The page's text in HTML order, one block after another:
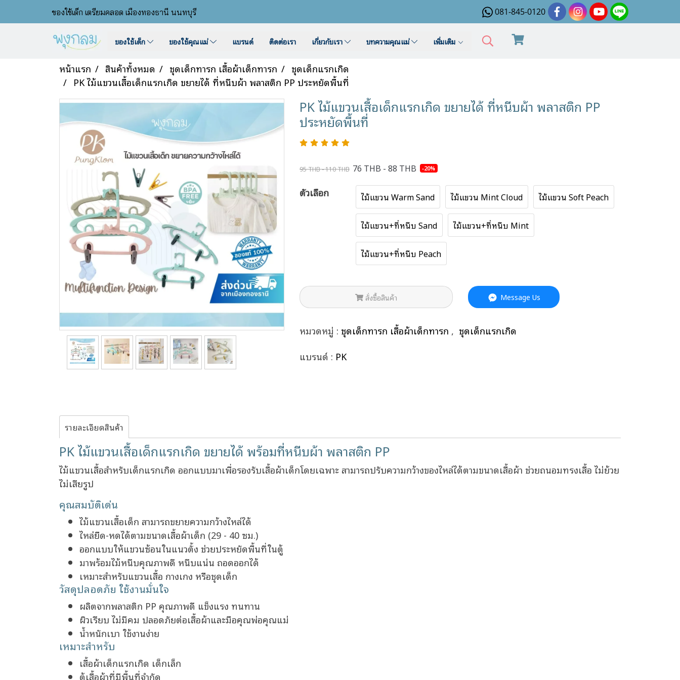
ของใช้เด็ก เตรียมคลอด เมืองทองธานี นนทบุรี 081-845-0120
ของใช้เด็ก ของใช้คุณแม่ แบรนด์ ติดต่อเรา เกี่ยวกับเรา บทความคุณแม่ เพิ่มเติม
หน้าแรก สินค้าทั้งหมด ชุดเด็กทารก เสื้อผ้าเด็กทารก
ชุดเด็กแรกเกิด
PK ไม้แขวนเสื้อเด็กแรกเกิด ขยายได้ ที่หนีบผ้า พลาสติก PP ประหยัดพื้นที่
PK ไม้แขวนเสื้อเด็กแรกเกิด ขยายได้ ที่หนีบผ้า พลาสติก PP
ประหยัดพื้นที่
95 THB - 110 THB 76 THB - 88 THB -20%
ตัวเลือก ไม้แขวน Warm Sand ไม้แขวน Mint Cloud ไม้แขวน Soft Peach
ไม้แขวน+ที่หนีบ Sand ไม้แขวน+ที่หนีบ Mint
ไม้แขวน+ที่หนีบ Peach
สั่งซื้อสินค้า Message Us
หมวดหมู่ : ชุดเด็กทารก เสื้อผ้าเด็กทารก , ชุดเด็กแรกเกิด
แบรนด์ : PK
รายละเอียดสินค้า
PK ไม้แขวนเสื้อเด็กแรกเกิด ขยายได้ พร้อมที่หนีบผ้า พลาสติก PP
ไม้แขวนเสื้อสำหรับเด็กแรกเกิด ออกแบบมาเพื่อรองรับเสื้อผ้าเด็กโดยเฉพาะ สามารถปรับความกว้างของไหล่ได้ตามขนาดเสื้อผ้า ช่วยถนอมทรงเสื้อ ไม่ย้วย
ไม่เสียรูป
คุณสมบัติเด่น
ไม้แขวนเสื้อเด็ก สามารถขยายความกว้างไหล่ได้
ไหล่ยืด-หดได้ตามขนาดเสื้อผ้าเด็ก (29 - 40 ซม.)
ออกแบบให้แขวนซ้อนในแนวตั้ง ช่วยประหยัดพื้นที่ในตู้
มาพร้อมไม้หนีบคุณภาพดี หนีบแน่น ถอดออกได้
เหมาะสำหรับแขวนเสื้อ กางเกง หรือชุดเด็ก
วัสดุปลอดภัย ใช้งานมั่นใจ
ผลิตจากพลาสติก PP คุณภาพดี แข็งแรง ทนทาน
ผิวเรียบ ไม่มีคม ปลอดภัยต่อเสื้อผ้าและมือคุณพ่อคุณแม่
น้ำหนักเบา ใช้งานง่าย
เหมาะสำหรับ
เสื้อผ้าเด็กแรกเกิด เด็กเล็ก
ตู้เสื้อผ้าที่มีพื้นที่จำกัด